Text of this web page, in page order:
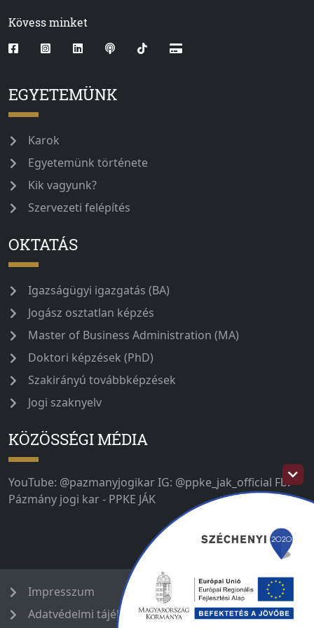
Kövess minket
EGYETEMÜNK
Karok
Egyetemünk története
Kik vagyunk?
Szervezeti felépítés
OKTATÁS
Igazságügyi igazgatás (BA)
Jogász osztatlan képzés
Master of Business Administration (MA)
Doktori képzések (PhD)
Szakirányú továbbképzések
Jogi szaknyelv
KÖZÖSSÉGI MÉDIA
YouTube: @pazmanyjogikar IG: @ppke_jak_official Fb:
Pázmány jogi kar - PPKE JÁK
Impresszum
Adatvédelmi tájékoztató